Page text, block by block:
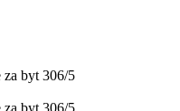
byt 306/5
byt 306/5